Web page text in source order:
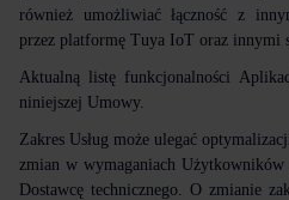
również umożliwiać łączność z
przez platformę Tuya IoT oraz innymi
Aktualną listę funkcjonalności
niniejszej Umowy.
Zakres Usług może ulegać
zmian w wymaganiach
Dostawcę technicznego. O zmianie